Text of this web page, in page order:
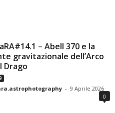
– Abell 370 e la
gravitazionale dell’Arco
Drago
- 9 Aprile 2026
0